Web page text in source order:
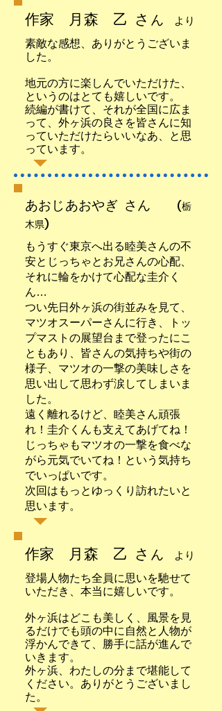
作家 月森 乙 さ ん より
素敵な感想、ありがとうございま
した。
地元の方に楽しんでいただけた、
というのはとても嬉しいです。
続編が書けて、それが全国に広ま
って、外ヶ浜の良さを皆さんに知
っていただけたらいいなあ、と思
っています。
​あおじあおやぎ さん
(栃
木県)
もうすぐ東京へ出る睦美さんの不
安とじっちゃとお兄さんの心配、
それに輪をかけて心配な圭介く
ん…
つい先日外ヶ浜の街並みを見て、
マツオスーパーさんに行き、トッ
プマストの展望台まで登ったにこ
ともあり、皆さんの気持ちや街の
様子、マツオの一撃の美味しさを
思い出して思わず涙してしまいま
した。
遠く離れるけど、睦美さん頑張
れ！圭介くんも支えてあげてね！
じっちゃもマツオの一撃を食べな
がら元気でいてね！という気持ち
でいっぱいです。
次回はもっとゆっくり訪れたいと
思います。
作家 月森 乙 さ ん より
登場人物たち全員に思いを馳せて
いただき、本当に嬉しいです。
外ヶ浜はどこも美しく、風景を見
るだけでも頭の中に自然と人物が
浮かんできて、勝手に話が進んで
いきます。
外ヶ浜、わたしの分まで堪能して
ください。ありがとうございまし
た。